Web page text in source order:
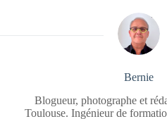
Bernie
Blogueur, photographe et
Toulouse. Ingénieur de